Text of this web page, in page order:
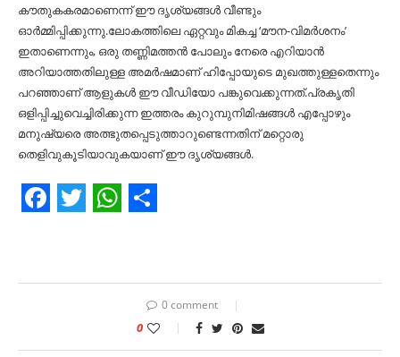
കൗതുകകരമാണെന്ന് ഈ ദൃശ്യങ്ങള്‍ വീണ്ടും
ഓർമ്മിപ്പിക്കുന്നു.ലോകത്തിലെ ഏറ്റവും മികച്ച ‘മൗന-വിമർശനം’
ഇതാണെന്നും, ഒരു തണ്ണിമത്തൻ പോലും നേരെ എറിയാൻ
അറിയാത്തതിലുള്ള അമർഷമാണ് ഹിപ്പോയുടെ മുഖത്തുള്ളതെന്നും
പറഞ്ഞാണ് ആളുകള്‍ ഈ വീഡിയോ പങ്കുവെക്കുന്നത്.പ്രകൃതി
ഒളിപ്പിച്ചുവെച്ചിരിക്കുന്ന ഇത്തരം കുറുമ്പുനിമിഷങ്ങള്‍ എപ്പോഴും
മനുഷ്യരെ അത്ഭുതപ്പെടുത്താറുണ്ടെന്നതിന് മറ്റൊരു
തെളിവുകൂടിയാവുകയാണ് ഈ ദൃശ്യങ്ങള്‍.
0 comment
0